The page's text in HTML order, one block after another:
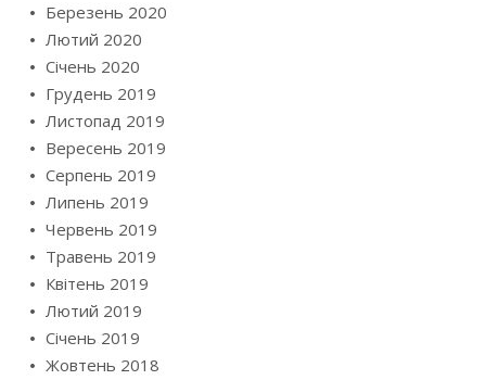
Березень 2020
Лютий 2020
Січень 2020
Грудень 2019
Листопад 2019
Вересень 2019
Серпень 2019
Липень 2019
Червень 2019
Травень 2019
Квітень 2019
Лютий 2019
Січень 2019
Жовтень 2018